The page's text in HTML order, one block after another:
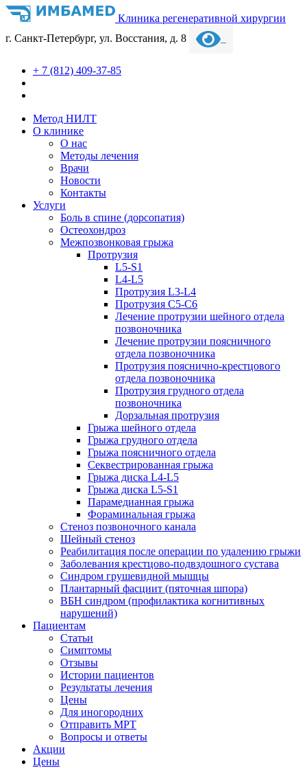
Клиника регенеративной хирургии
г. Санкт-Петербург, ул. Восстания, д. 8
+ 7 (812) 409-37-85
Метод НИЛТ
О клинике
О нас
Методы лечения
Врачи
Новости
Контакты
Услуги
Боль в спине (дорсопатия)
Остеохондроз
Межпозвонковая грыжа
Протрузия
L5-S1
L4-L5
Протрузия L3-L4
Протрузия С5-С6
Лечение протрузии шейного отдела
позвоночника
Лечение протрузии поясничного
отдела позвоночника
Протрузия пояснично-крестцового
отдела позвоночника
Протрузия грудного отдела
позвоночника
Дорзальная протрузия
Грыжа шейного отдела
Грыжа грудного отдела
Грыжа поясничного отдела
Секвестрированная грыжа
Грыжа диска L4-L5
Грыжа диска L5-S1
Парамедианная грыжа
Фораминальная грыжа
Стеноз позвоночного канала
Шейный стеноз
Реабилитация после операции по удалению грыжи
Заболевания крест­цово-подвздошного сустава
Синдром грушевидной мышцы
Плантарный фасциит (пяточная шпора)
ВБН синдром (профи­лактика когнитивных
нарушений)
Пациентам
Статьи
Симптомы
Отзывы
Истории пациентов
Результаты лечения
Цены
Для иногородних
Отправить МРТ
Вопросы и ответы
Акции
Цены